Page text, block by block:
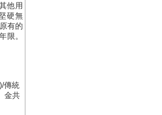
他用
硬無
有的
限。
傳統
金共